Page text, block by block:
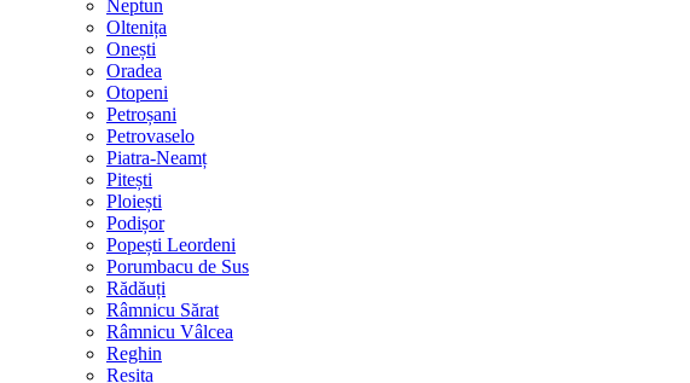
Neptun
Oltenița
Onești
Oradea
Otopeni
Petroșani
Petrovaselo
Piatra-Neamț
Pitești
Ploiești
Podișor
Popești Leordeni
Porumbacu de Sus
Rădăuți
Râmnicu Sărat
Râmnicu Vâlcea
Reghin
Reșița